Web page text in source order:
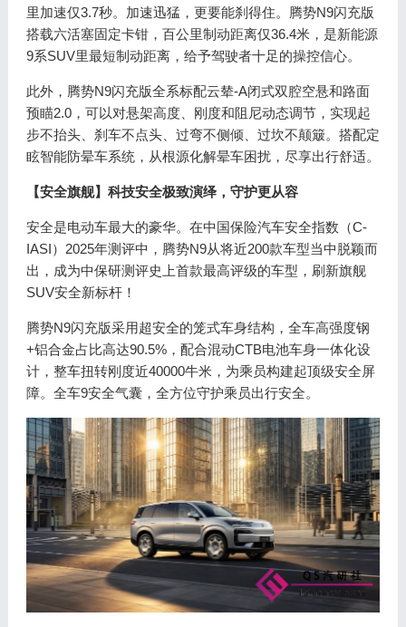
里加速仅3.7秒。加速迅猛，更要能刹得住。腾势N9闪充版
搭载六活塞固定卡钳，百公里制动距离仅36.4米，是新能源
9系SUV里最短制动距离，给予驾驶者十足的操控信心。
此外，腾势N9闪充版全系标配云辇-A闭式双腔空悬和路面
预瞄2.0，可以对悬架高度、刚度和阻尼动态调节，实现起
步不抬头、刹车不点头、过弯不侧倾、过坎不颠簸。搭配定
眩智能防晕车系统，从根源化解晕车困扰，尽享出行舒适。
【安全旗舰】科技安全极致演绎，守护更从容
安全是电动车最大的豪华。在中国保险汽车安全指数（C-
IASI）2025年测评中，腾势N9从将近200款车型当中脱颖而
出，成为中保研测评史上首款最高评级的车型，刷新旗舰
SUV安全新标杆！
腾势N9闪充版采用超安全的笼式车身结构，全车高强度钢
+铝合金占比高达90.5%，配合混动CTB电池车身一体化设
计，整车扭转刚度近40000牛米，为乘员构建起顶级安全屏
障。全车9安全气囊，全方位守护乘员出行安全。